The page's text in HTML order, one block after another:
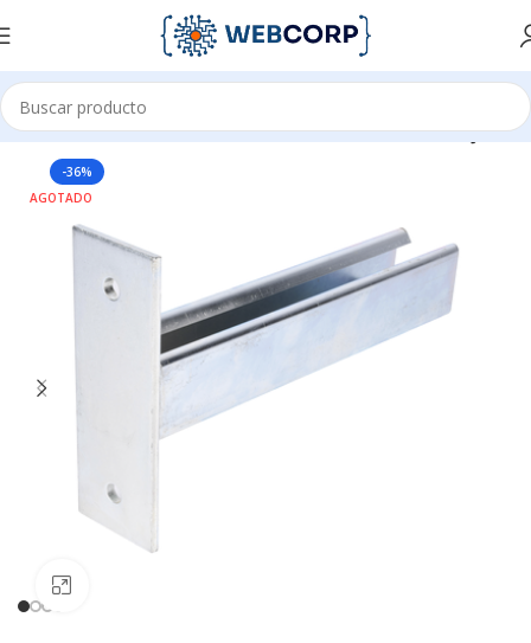
Inicio CANALIZACIÓN CHAROLAS TIPO MALLA MONTAJES
-36%
AGOTADO